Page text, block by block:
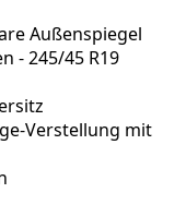
Außenspiegel
- 245/45 R19
Verstellung mit